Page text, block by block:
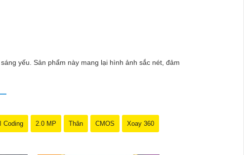
ninh hiện đại, sản phẩm này hứa hẹn đáp ứng mọi nhu
với mức giá vô cùng hấp dẫn."
yếu. Sản phẩm này mang lại hình ảnh sắc nét, đảm
Coding 2.0 MP Thân CMOS Xoay 360